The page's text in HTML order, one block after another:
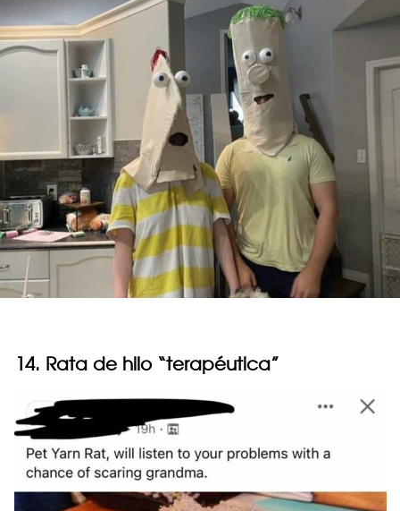
14. Rata de hilo “terapéutica”